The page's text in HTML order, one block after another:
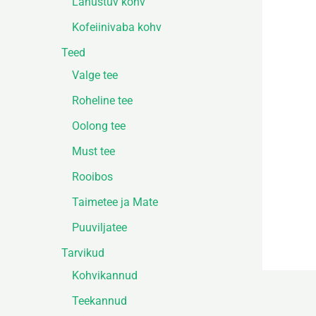
Kofeiinivaba kohv
Teed
Valge tee
Roheline tee
Oolong tee
Must tee
Rooibos
Taimetee ja Mate
Puuviljatee
Tarvikud
Kohvikannud
Teekannud